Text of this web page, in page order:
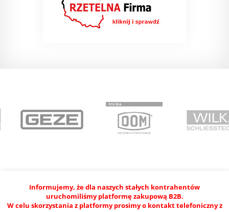
Informujemy, że dla naszych stałych kontrahentów
uruchomiliśmy platformę zakupową B2B.
W celu skorzystania z platformy prosimy o kontakt telefoniczny z